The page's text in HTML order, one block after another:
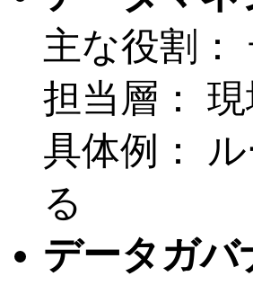
主な役割：
担当層：
具体例：
る
データガバ